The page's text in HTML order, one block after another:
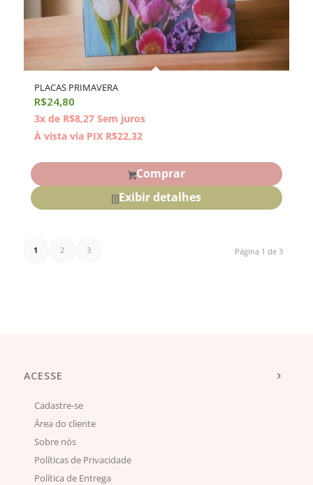
PLACAS PRIMAVERA
R$24,80
3x de R$8,27 Sem juros
À vista via PIX R$22,32
Comprar
Exibir detalhes
Página 1 de 3
1 2 3
ACESSE
Cadastre-se
Área do cliente
Sobre nós
Políticas de Privacidade
Política de Entrega